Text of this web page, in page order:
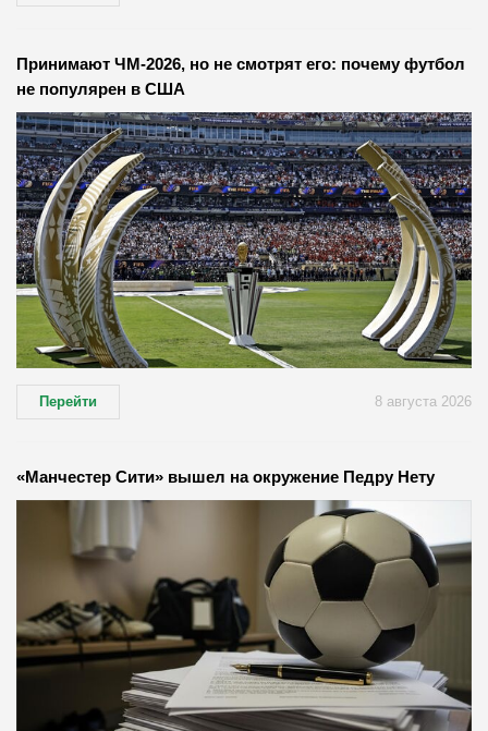
Принимают ЧМ-2026, но не смотрят его: почему футбол
не популярен в США
Перейти 8 августа 2026
«Манчестер Сити» вышел на окружение Педру Нету